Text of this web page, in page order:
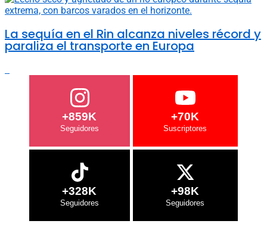
La sequía en el Rin alcanza niveles récord y
paraliza el transporte en Europa
+859K +70K
+328K +98K